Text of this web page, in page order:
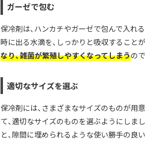
ガーゼで包む
保冷剤は、ハンカチやガーゼで包んで入れ
時に出る水滴を、しっかりと吸収すること
なり、雑菌が繁殖しやすくなってしまうの
適切なサイズを選ぶ
保冷剤には、さまざまなサイズのものが用
て、適切なサイズのものを選ぶようにしま
と、隙間に埋められるような使い勝手の